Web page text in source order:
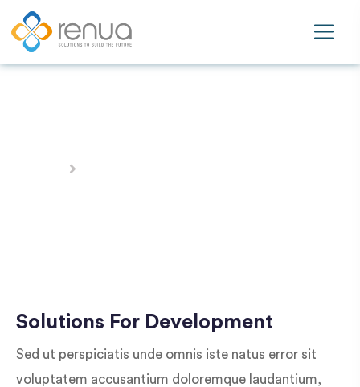
Solutions For Development
Sed ut perspiciatis unde omnis iste natus error sit
voluptatem accusantium doloremque laudantium,